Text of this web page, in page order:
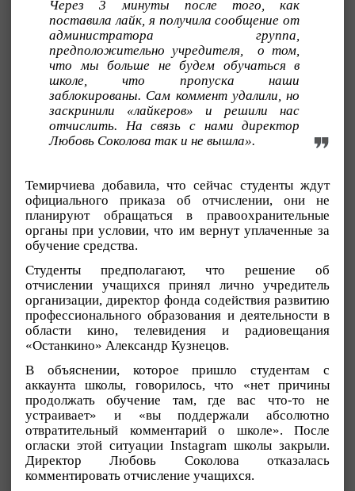
Через 3 минуты после того, как
поставила лайк, я получила сообщение от
администратора группа,
предположительно учредителя, о том,
что мы больше не будем обучаться в
школе, что пропуска наши
заблокированы. Сам коммент удалили, но
заскринили «лайкеров» и решили нас
отчислить. На связь с нами директор
Любовь Соколова так и не вышла».
Темирчиева добавила, что сейчас студенты ждут
официального приказа об отчислении, они не
планируют обращаться в правоохранительные
органы при условии, что им вернут уплаченные за
обучение средства.
Студенты предполагают, что решение об
отчислении учащихся принял лично учредитель
организации, директор фонда содействия развитию
профессионального образования и деятельности в
области кино, телевидения и радиовещания
«Останкино» Александр Кузнецов.
В объяснении, которое пришло студентам с
аккаунта школы, говорилось, что «нет причины
продолжать обучение там, где вас что-то не
устраивает» и «вы поддержали абсолютно
отвратительный комментарий о школе». После
огласки этой ситуации Instagram школы закрыли.
Директор Любовь Соколова отказалась
комментировать отчисление учащихся.